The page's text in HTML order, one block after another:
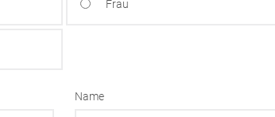
Frau
Name